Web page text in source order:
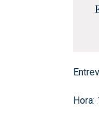
Hora: